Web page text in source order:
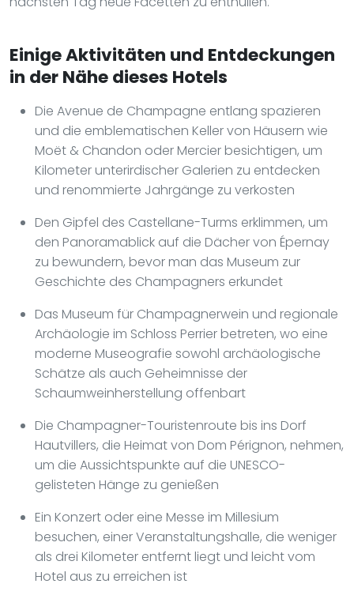
Einige Aktivitäten und Entdeckungen
in der Nähe dieses Hotels
Die Avenue de Champagne entlang spazieren
und die emblematischen Keller von Häusern wie
Moët & Chandon oder Mercier besichtigen, um
Kilometer unterirdischer Galerien zu entdecken
und renommierte Jahrgänge zu verkosten
Den Gipfel des Castellane-Turms erklimmen, um
den Panoramablick auf die Dächer von Épernay
zu bewundern, bevor man das Museum zur
Geschichte des Champagners erkundet
Das Museum für Champagnerwein und regionale
Archäologie im Schloss Perrier betreten, wo eine
moderne Museografie sowohl archäologische
Schätze als auch Geheimnisse der
Schaumweinherstellung offenbart
Die Champagner-Touristenroute bis ins Dorf
Hautvillers, die Heimat von Dom Pérignon, nehmen,
um die Aussichtspunkte auf die UNESCO-
gelisteten Hänge zu genießen
Ein Konzert oder eine Messe im Millesium
besuchen, einer Veranstaltungshalle, die weniger
als drei Kilometer entfernt liegt und leicht vom
Hotel aus zu erreichen ist